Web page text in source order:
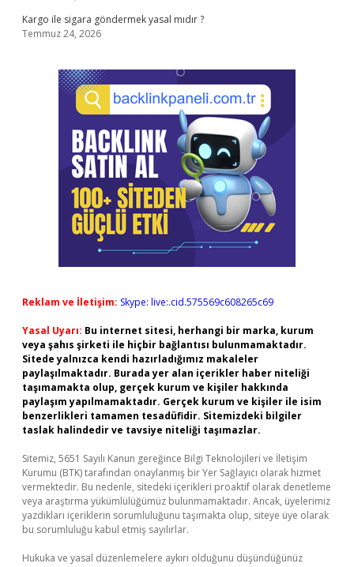
Kargo ile sigara göndermek yasal mıdır ?
Temmuz 24, 2026
Reklam ve İletişim: Skype: live:.cid.575569c608265c69
Yasal Uyarı: Bu internet sitesi, herhangi bir marka, kurum
veya şahıs şirketi ile hiçbir bağlantısı bulunmamaktadır.
Sitede yalnızca kendi hazırladığımız makaleler
paylaşılmaktadır. Burada yer alan içerikler haber niteliği
taşımamakta olup, gerçek kurum ve kişiler hakkında
paylaşım yapılmamaktadır. Gerçek kurum ve kişiler ile isim
benzerlikleri tamamen tesadüfidir. Sitemizdeki bilgiler
taslak halindedir ve tavsiye niteliği taşımazlar.
Sitemiz, 5651 Sayılı Kanun gereğince Bilgi Teknolojileri ve İletişim
Kurumu (BTK) tarafından onaylanmış bir Yer Sağlayıcı olarak hizmet
vermektedir. Bu nedenle, sitedeki içerikleri proaktif olarak denetleme
veya araştırma yükümlülüğümüz bulunmamaktadır. Ancak, üyelerimiz
yazdıkları içeriklerin sorumluluğunu taşımakta olup, siteye üye olarak
bu sorumluluğu kabul etmiş sayılırlar.
Hukuka ve yasal düzenlemelere aykırı olduğunu düşündüğünüz